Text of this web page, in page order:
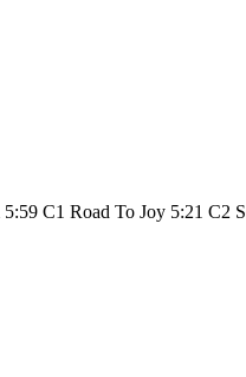
C1 Road To Joy 5:21 C2